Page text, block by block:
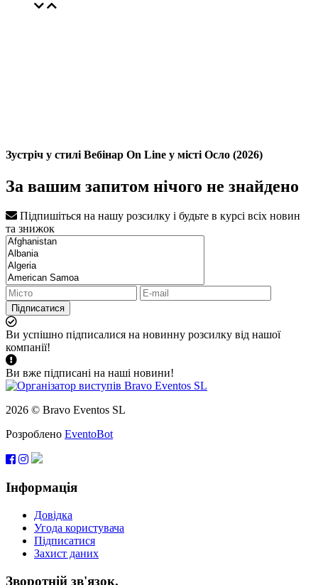
Зустріч у стилі Вебінар On Line у місті Осло (2026)
За вашим запитом нічого не знайдено
Підпишіться на нашу розсилку і будьте в курсі всіх новин
та знижок
Підписатися
Ви успішно підписалися на новинну розсилку від нашої
компанії!
Ви вже підписані на наші новини!
2026 © Bravo Eventos SL
Розроблено EventoBot
Інформація
Довідка
Угода користувача
Підписатися
Захист даних
Зворотній зв'язок.